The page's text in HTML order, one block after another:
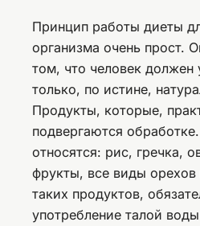
Принцип работы диеты
организма очень прост.
том, что человек должен
только, по истине,
Продукты, которые,
подвергаются
относятся: рис, гречка,
фрукты, все виды
таких продуктов,
употребление талой